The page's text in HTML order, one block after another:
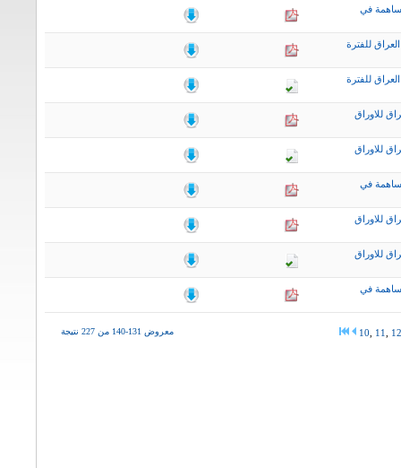
في
للفترة
للفترة
للاوراق
للاوراق
في
للاوراق
للاوراق
في
معروض 131-140 من 227 نتيجة 10 11 12